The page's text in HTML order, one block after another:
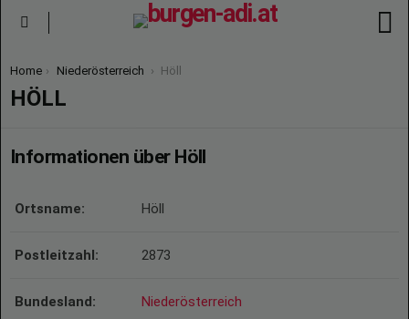
You are here:
Home Niederösterreich Höll
HÖLL
Informationen über Höll
Ortsname: Höll
Postleitzahl: 2873
Bundesland: Niederösterreich